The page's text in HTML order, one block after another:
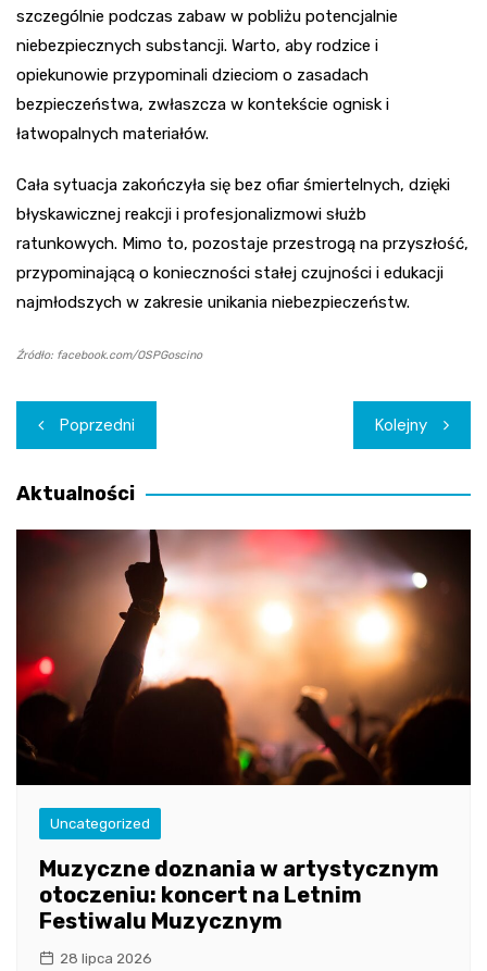
szczególnie podczas zabaw w pobliżu potencjalnie
niebezpiecznych substancji. Warto, aby rodzice i
opiekunowie przypominali dzieciom o zasadach
bezpieczeństwa, zwłaszcza w kontekście ognisk i
łatwopalnych materiałów.
Cała sytuacja zakończyła się bez ofiar śmiertelnych, dzięki
błyskawicznej reakcji i profesjonalizmowi służb
ratunkowych. Mimo to, pozostaje przestrogą na przyszłość,
przypominającą o konieczności stałej czujności i edukacji
najmłodszych w zakresie unikania niebezpieczeństw.
Źródło: facebook.com/OSPGoscino
Nawigacja
wpisu
Poprzedni Kolejny
Aktualności
Uncategorized
Muzyczne doznania w artystycznym
otoczeniu: koncert na Letnim
Festiwalu Muzycznym
28 lipca 2026